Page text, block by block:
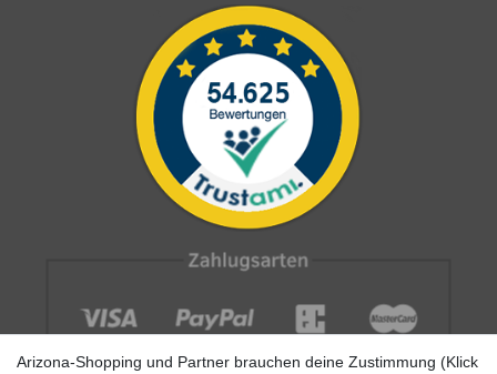
Arizona-Shopping und Partner brauchen deine Zustimmung (Klick